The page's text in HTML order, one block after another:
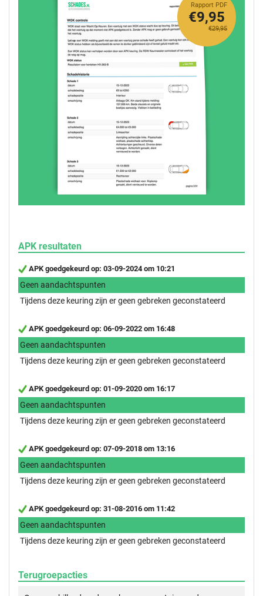
Rapport PDF
€29,95
€9,95
APK resultaten
APK goedgekeurd op: 03-09-2024 om 10:21
Geen aandachtspunten
Tijdens deze keuring zijn er geen gebreken geconstateerd
APK goedgekeurd op: 06-09-2022 om 16:48
Geen aandachtspunten
Tijdens deze keuring zijn er geen gebreken geconstateerd
APK goedgekeurd op: 01-09-2020 om 16:17
Geen aandachtspunten
Tijdens deze keuring zijn er geen gebreken geconstateerd
APK goedgekeurd op: 07-09-2018 om 13:16
Geen aandachtspunten
Tijdens deze keuring zijn er geen gebreken geconstateerd
APK goedgekeurd op: 31-08-2016 om 11:42
Geen aandachtspunten
Tijdens deze keuring zijn er geen gebreken geconstateerd
Terugroepacties